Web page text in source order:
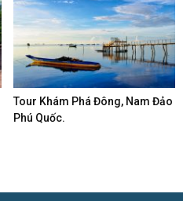
Tour Khám Phá Đông, Nam Đảo
Phú Quốc.